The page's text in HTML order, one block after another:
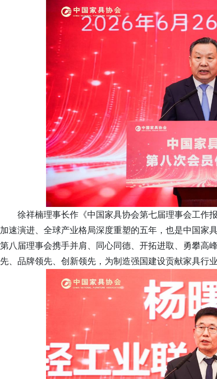
徐祥楠理事长作《中国家具协会第七届理事会工作
加速演进、全球产业格局深度重塑的五年，也是中国家
第八届理事会携手并肩、同心同德、开拓进取、勇攀高
先、品牌领先、创新领先，为制造强国建设贡献家具行